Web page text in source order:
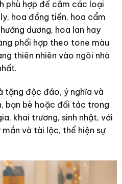
phù hợp để cắm các loại
hoa đồng tiền, hoa cẩm
dương, hoa lan hay
phối hợp theo tone màu
thiên nhiên vào ngôi nhà
tặng độc đáo, ý nghĩa và
bạn bè hoặc đối tác trong
khai trương, sinh nhật, với
và tài lộc, thể hiện sự